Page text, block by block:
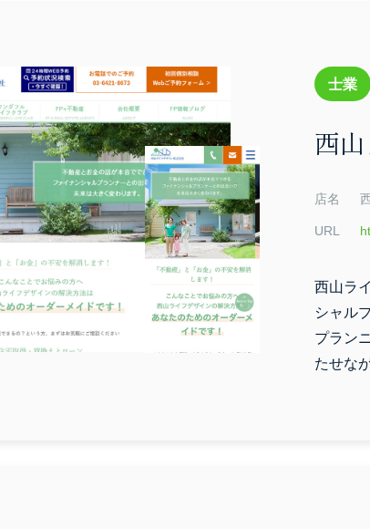
士業
西
店名
URL
西山ラ
シャル
プラン
たせな